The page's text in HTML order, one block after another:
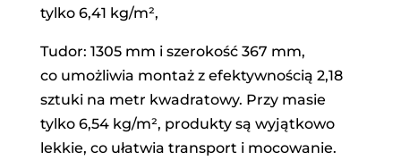
tylko 6,41 kg/m²,
Tudor: 1305 mm i szerokość 367 mm,
co umożliwia montaż z efektywnością 2,18
sztuki na metr kwadratowy. Przy masie
tylko 6,54 kg/m², produkty są wyjątkowo
lekkie, co ułatwia transport i mocowanie.